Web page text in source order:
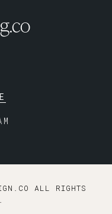
ALL RIGHTS
.